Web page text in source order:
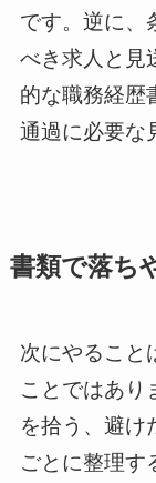
です。逆に、
べき求人と見
的な職務経歴
通過に必要な
書類で落ち
次にやること
ことではあり
を拾う、避け
ごとに整理す